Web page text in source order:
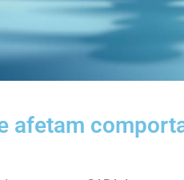
afetam